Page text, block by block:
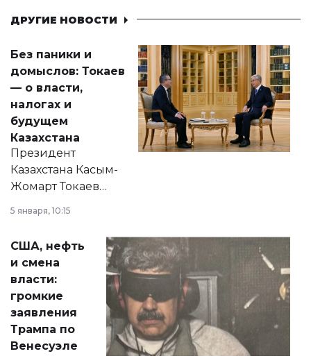
ДРУГИЕ НОВОСТИ
Без паники и
домыслов: Токаев
— о власти,
налогах и
будущем
Казахстана
Президент
Казахстана Касым-
Жомарт Токаев
сразу несколько
актуальных тем —
от слухов о
политических
реформах до
вопросов армии,
экономики и
личного здоровья.
5 января, 10:15
США, нефть
и смена
власти:
громкие
заявления
Трампа по
Венесуэле